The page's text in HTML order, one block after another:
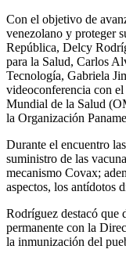
Con el objetivo de
venezolano y proteger
República, Delcy
para la Salud, Carlos
Tecnología, Gabriela
videoconferencia con
Mundial de la Salud
la Organización
Durante el encuentro
suministro de las
mecanismo Covax;
aspectos, los antídotos
Rodríguez destacó que
permanente con la
la inmunización del